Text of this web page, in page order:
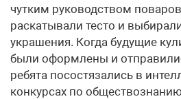
чутким руководством
раскатывали тесто и
украшения. Когда будущие
были оформлены и
ребята посостязались в
конкурсах по